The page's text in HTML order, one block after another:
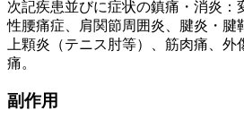
次記疾患並びに症状の鎮痛・消炎：
性腰痛症、肩関節周囲炎、腱炎・腱
上顆炎（テニス肘等）、筋肉痛、
痛。
副作用